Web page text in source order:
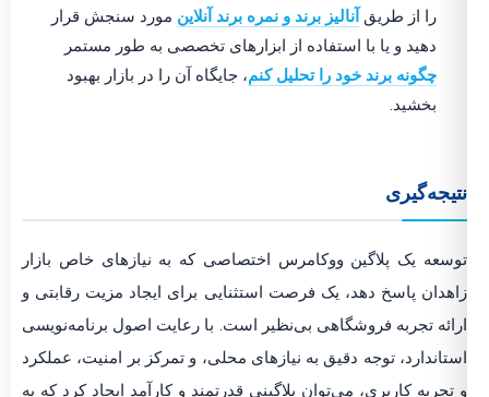
را از طریق آنالیز برند و نمره برند آنلاین مورد سنجش قرار
دهید و یا با استفاده از ابزارهای تخصصی به طور مستمر
چگونه برند خود را تحلیل کنم، جایگاه آن را در بازار بهبود
بخشید.
نتیجه‌گیری
توسعه یک پلاگین ووکامرس اختصاصی که به نیازهای خاص بازار
زاهدان پاسخ دهد، یک فرصت استثنایی برای ایجاد مزیت رقابتی و
ارائه تجربه فروشگاهی بی‌نظیر است. با رعایت اصول برنامه‌نویسی
استاندارد، توجه دقیق به نیازهای محلی، و تمرکز بر امنیت، عملکرد
و تجربه کاربری، می‌توان پلاگینی قدرتمند و کارآمد ایجاد کرد که به